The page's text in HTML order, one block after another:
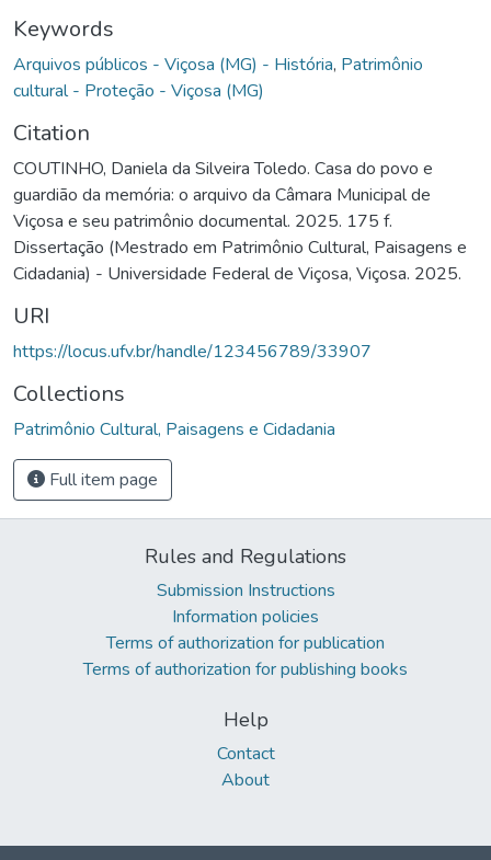
Keywords
Arquivos públicos - Viçosa (MG) - História, Patrimônio
cultural - Proteção - Viçosa (MG)
Citation
COUTINHO, Daniela da Silveira Toledo. Casa do povo e
guardião da memória: o arquivo da Câmara Municipal de
Viçosa e seu patrimônio documental. 2025. 175 f.
Dissertação (Mestrado em Patrimônio Cultural, Paisagens e
Cidadania) - Universidade Federal de Viçosa, Viçosa. 2025.
URI
https://locus.ufv.br/handle/123456789/33907
Collections
Patrimônio Cultural, Paisagens e Cidadania
Full item page
Rules and Regulations
Submission Instructions
Information policies
Terms of authorization for publication
Terms of authorization for publishing books
Help
Contact
About